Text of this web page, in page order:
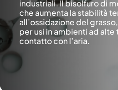
industriali. Il bisolfuro di
che aumenta la stabilità
all’ossidazione del
per usi in ambienti ad
contatto con l’aria.